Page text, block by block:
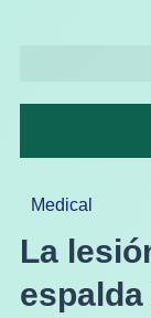
Medical
La